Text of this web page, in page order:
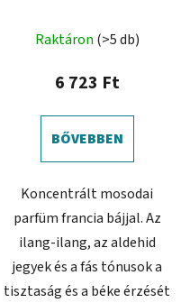
termék
átlagos
5-
ből
csillag.
Raktáron (>5 db)
6 723 Ft
BŐVEBBEN
Koncentrált mosodai
parfüm francia bájjal. Az
ilang-ilang, az aldehid
jegyek és a fás tónusok a
tisztaság és a béke érzését